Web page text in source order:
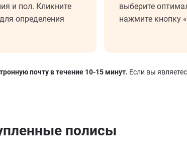
и пол. Кликните
определения
выберите
нажмите кнопку
почту в течение 10-15 минут. Если вы
полисы